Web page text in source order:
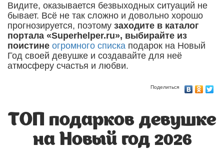
Видите, оказывается безвыходных ситуаций не
бывает. Всё не так сложно и довольно хорошо
прогнозируется, поэтому заходите в каталог
портала «Superhelper.ru», выбирайте из
поистине огромного списка подарок на Новый
Год своей девушке и создавайте для неё
атмосферу счастья и любви.
Поделиться
ТОП подарков девушке
на Новый год 2026